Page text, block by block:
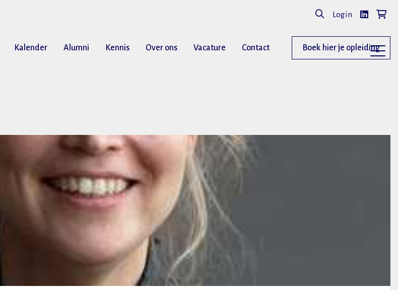
Login
Kalender Alumni Kennis Over ons Vacature Contact Boek hier je opleiding